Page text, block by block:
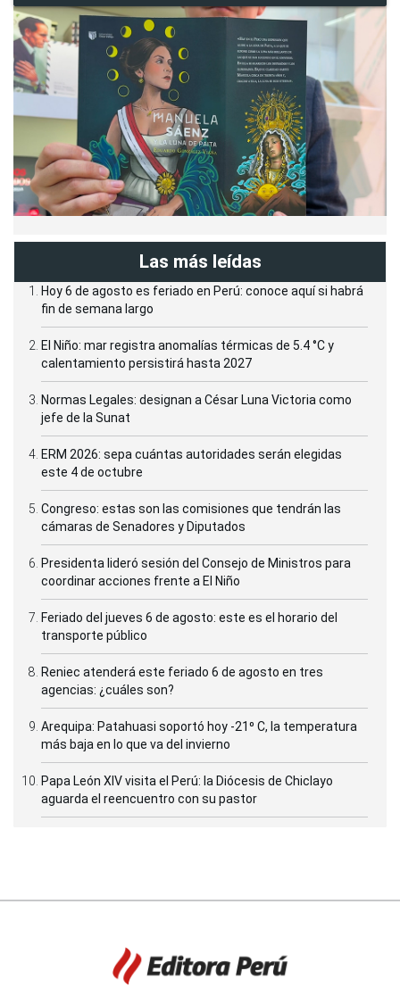
Las más leídas
Hoy 6 de agosto es feriado en Perú: conoce aquí si habrá
fin de semana largo
El Niño: mar registra anomalías térmicas de 5.4 °C y
calentamiento persistirá hasta 2027
Normas Legales: designan a César Luna Victoria como
jefe de la Sunat
ERM 2026: sepa cuántas autoridades serán elegidas
este 4 de octubre
Congreso: estas son las comisiones que tendrán las
cámaras de Senadores y Diputados
Presidenta lideró sesión del Consejo de Ministros para
coordinar acciones frente a El Niño
Feriado del jueves 6 de agosto: este es el horario del
transporte público
Reniec atenderá este feriado 6 de agosto en tres
agencias: ¿cuáles son?
Arequipa: Patahuasi soportó hoy -21⁰ C, la temperatura
más baja en lo que va del invierno
Papa León XIV visita el Perú: la Diócesis de Chiclayo
aguarda el reencuentro con su pastor